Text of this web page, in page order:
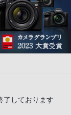
了しております